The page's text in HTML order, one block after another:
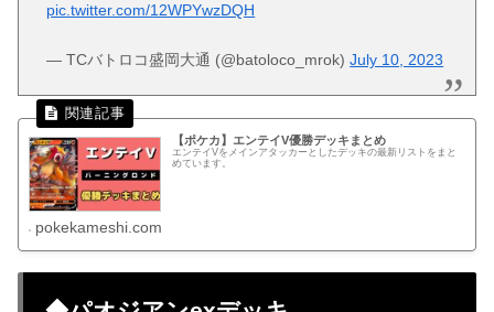
pic.twitter.com/12WPYwzDQH
— TCバトロコ盛岡大通 (@batoloco_mrok)July 10, 2023
【ポケカ】エンテイV優勝デッキまとめ
エンテイVをメインアタッカーとしたデッキの最新リストをまと
めています。
pokekameshi.com